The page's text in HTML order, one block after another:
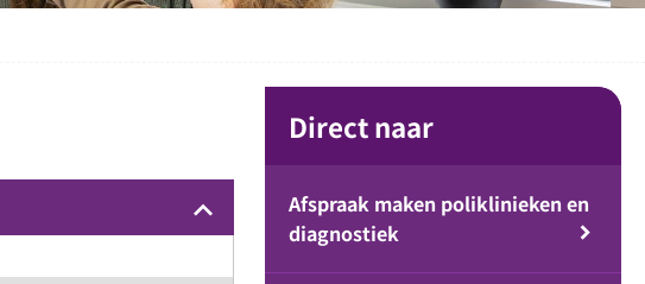
keyboard_arrow_up
Direct naar
Afspraak maken poliklinieken en
diagnostiek